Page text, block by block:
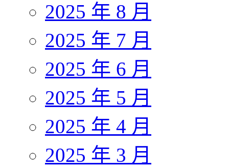
2025 年 8 月
2025 年 7 月
2025 年 6 月
2025 年 5 月
2025 年 4 月
2025 年 3 月